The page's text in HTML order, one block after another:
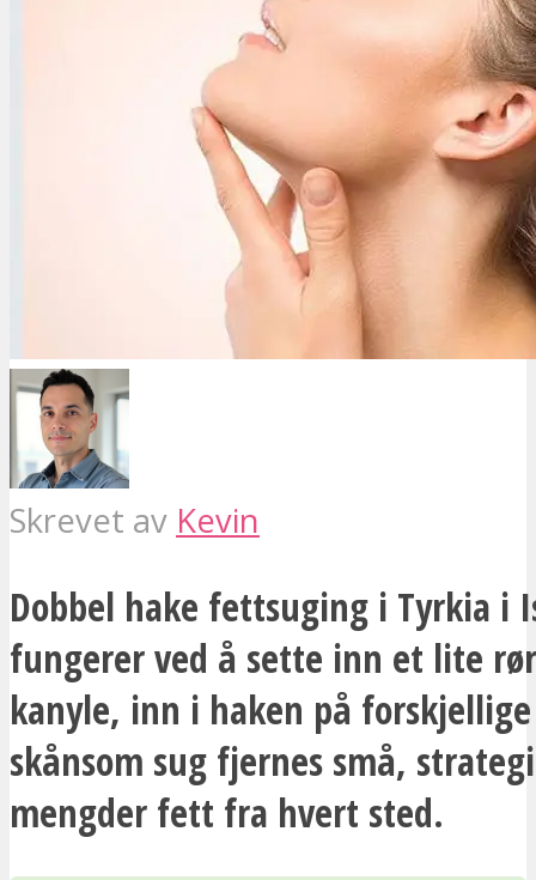
Skrevet av Kevin
Dobbel hake fettsuging i Tyrkia i
fungerer ved å sette inn et lite
kanyle, inn i haken på
skånsom sug fjernes små,
mengder fett fra hvert sted.